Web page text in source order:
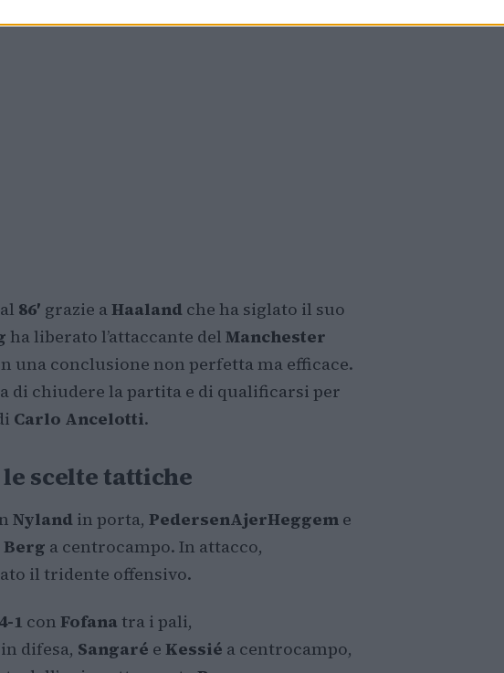
86′ grazie aHaaland che ha siglato il suo
ha liberato l’attaccante del Manchester
una conclusione non perfetta ma efficace.
di chiudere la partita e di qualificarsi per
Carlo Ancelotti.
scelte tattiche
Nyland in porta, PedersenAjerHeggem e
Berg a centrocampo. In attacco,
il tridente offensivo.
1 con Fofana tra i pali,
in difesa, Sangaré e Kessié a centrocampo,